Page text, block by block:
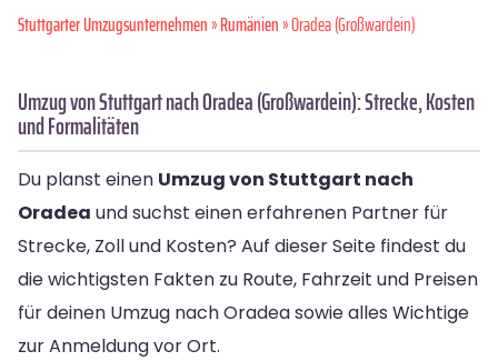
Stuttgarter Umzugsunternehmen»Rumänien» Oradea (Großwardein)
Umzug von Stuttgart nach Oradea (Großwardein): Strecke, Kosten
und Formalitäten
Du planst einen Umzug von Stuttgart nach
Oradea und suchst einen erfahrenen Partner für
Strecke, Zoll und Kosten? Auf dieser Seite findest du
die wichtigsten Fakten zu Route, Fahrzeit und Preisen
für deinen Umzug nach Oradea sowie alles Wichtige
zur Anmeldung vor Ort.